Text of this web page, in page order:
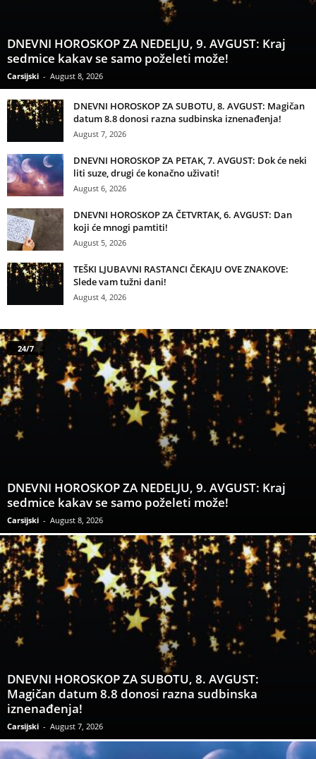
DNEVNI HOROSKOP ZA NEDELJU, 9. AVGUST: Kraj
sedmice kakav se samo poželeti može!
Carsijski - August 8, 2026
DNEVNI HOROSKOP ZA SUBOTU, 8. AVGUST: Magičan
datum 8.8 donosi razna sudbinska iznenađenja!
August 7, 2026
DNEVNI HOROSKOP ZA PETAK, 7. AVGUST: Dok će neki
liti suze, drugi će konačno uživati!
August 6, 2026
DNEVNI HOROSKOP ZA ČETVRTAK, 6. AVGUST: Dan
koji će mnogi pamtiti!
August 5, 2026
TEŠKI LJUBAVNI RASTANCI ČEKAJU OVE ZNAKOVE:
Slede vam tužni dani!
August 4, 2026
24/7
DNEVNI HOROSKOP ZA NEDELJU, 9. AVGUST: Kraj
sedmice kakav se samo poželeti može!
Carsijski - August 8, 2026
DNEVNI HOROSKOP ZA SUBOTU, 8. AVGUST:
Magičan datum 8.8 donosi razna sudbinska
iznenađenja!
Carsijski - August 7, 2026